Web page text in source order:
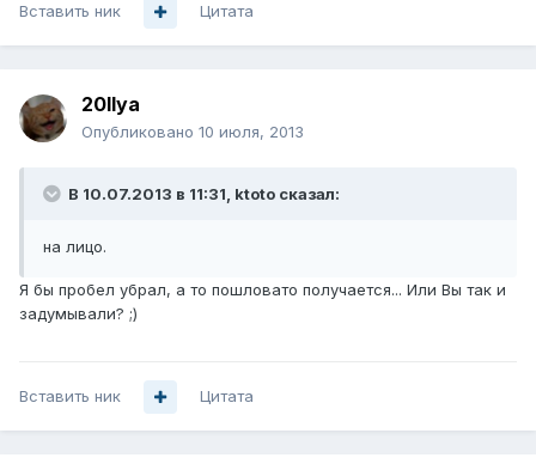
Вставить ник Цитата
20Ilya
Опубликовано 10 июля, 2013
В 10.07.2013 в 11:31, ktoto сказал:
на лицо.
Я бы пробел убрал, а то пошловато получается... Или Вы так и
задумывали? ;)
Вставить ник Цитата